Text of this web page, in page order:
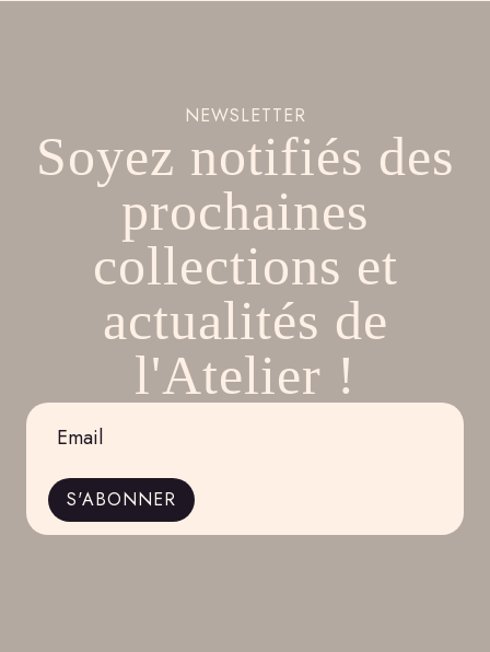
NEWSLETTER
Soyez notifiés des
prochaines
collections et
actualités de
l'Atelier !
*
S'ABONNER